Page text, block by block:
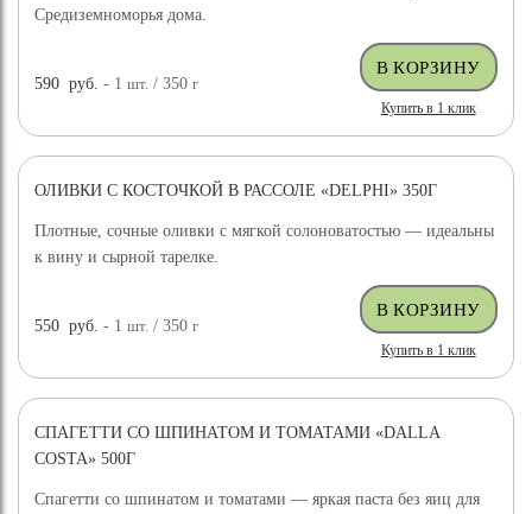
Средиземноморья дома.
590 руб. - 1шт. / 350г
Купить в 1 клик
ОЛИВКИ С КОСТОЧКОЙ В РАССОЛЕ «DELPHI» 350Г
Плотные, сочные оливки с мягкой солоноватостью — идеальны
к вину и сырной тарелке.
550 руб. - 1шт. / 350г
Купить в 1 клик
СПАГЕТТИ СО ШПИНАТОМ И ТОМАТАМИ «DALLA
COSTA» 500Г
Спагетти со шпинатом и томатами — яркая паста без яиц для